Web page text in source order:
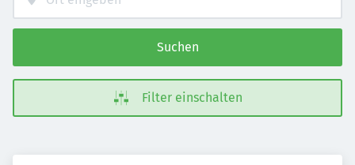
Suchen
Filter einschalten